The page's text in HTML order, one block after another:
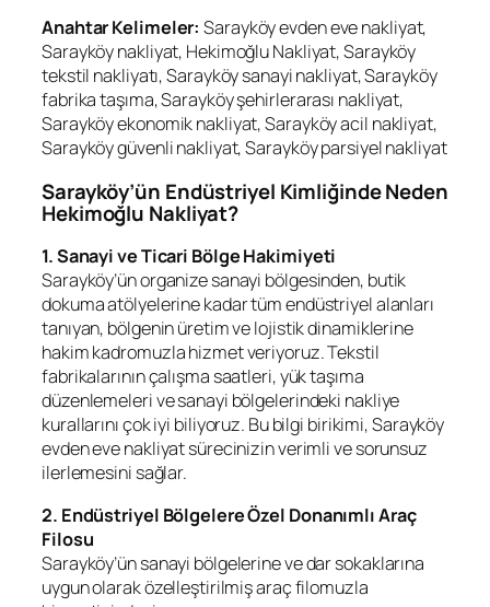
Anahtar Kelimeler: Sarayköy evden eve nakliyat,
Sarayköy nakliyat, Hekimoğlu Nakliyat, Sarayköy
tekstil nakliyatı, Sarayköy sanayi nakliyat, Sarayköy
fabrika taşıma, Sarayköy şehirlerarası nakliyat,
Sarayköy ekonomik nakliyat, Sarayköy acil nakliyat,
Sarayköy güvenli nakliyat, Sarayköy parsiyel nakliyat
Sarayköy’ün Endüstriyel Kimliğinde Neden
Hekimoğlu Nakliyat?
1. Sanayi ve Ticari Bölge Hakimiyeti
Sarayköy’ün organize sanayi bölgesinden, butik
dokuma atölyelerine kadar tüm endüstriyel alanları
tanıyan, bölgenin üretim ve lojistik dinamiklerine
hakim kadromuzla hizmet veriyoruz. Tekstil
fabrikalarının çalışma saatleri, yük taşıma
düzenlemeleri ve sanayi bölgelerindeki nakliye
kurallarını çok iyi biliyoruz. Bu bilgi birikimi, Sarayköy
evden eve nakliyat sürecinizin verimli ve sorunsuz
ilerlemesini sağlar.
2. Endüstriyel Bölgelere Özel Donanımlı Araç
Filosu
Sarayköy’ün sanayi bölgelerine ve dar sokaklarına
uygun olarak özelleştirilmiş araç filomuzla